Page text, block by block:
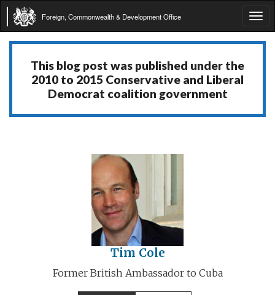
Foreign, Commonwealth & Development Office
This blog post was published under the
2010 to 2015 Conservative and Liberal
Democrat coalition government
Tim Cole
Former British Ambassador to Cuba